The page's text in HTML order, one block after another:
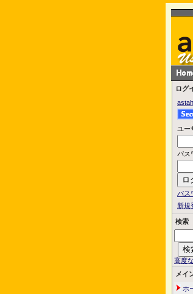
ログ
ユー
パス
パス
新規
検索
高度
メイ
ホ